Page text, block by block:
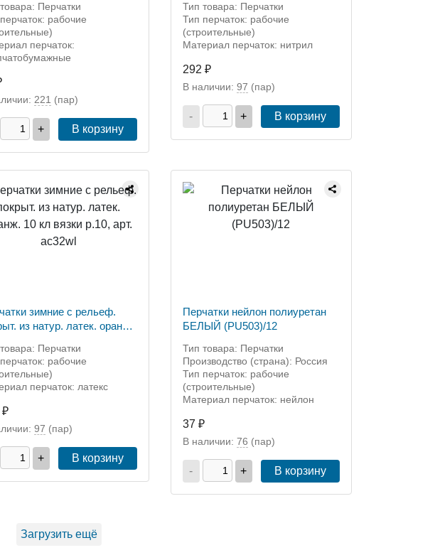
Перчатки
рабочие
перчаток:
221 (пар)
+ В корзину
Тип товара: Перчатки
Тип перчаток: рабочие
(строительные)
Материал перчаток: нитрил
292 ₽
В наличии: 97 (пар)
- + В корзину
зимние с рельеф.
из натур. латек. оранж.
Перчатки
рабочие
перчаток: латекс
₽
97 (пар)
+ В корзину
Перчатки нейлон полиуретан
БЕЛЫЙ (PU503)/12
Тип товара: Перчатки
Производство (страна): Россия
Тип перчаток: рабочие
(строительные)
Материал перчаток: нейлон
37 ₽
В наличии: 76 (пар)
- + В корзину
Загрузить ещё